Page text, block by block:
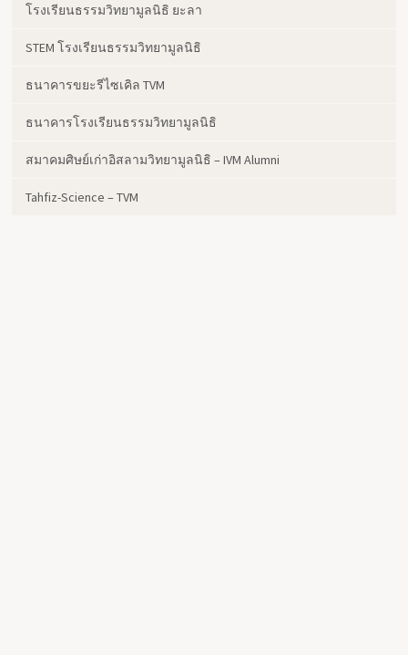
โรงเรียนธรรมวิทยามูลนิธิ ยะลา
STEM โรงเรียนธรรมวิทยามูลนิธิ
ธนาคารขยะรีไซเคิล TVM
ธนาคารโรงเรียนธรรมวิทยามูลนิธิ
สมาคมศิษย์เก่าอิสลามวิทยามูลนิธิ – IVM Alumni
Tahfiz-Science – TVM